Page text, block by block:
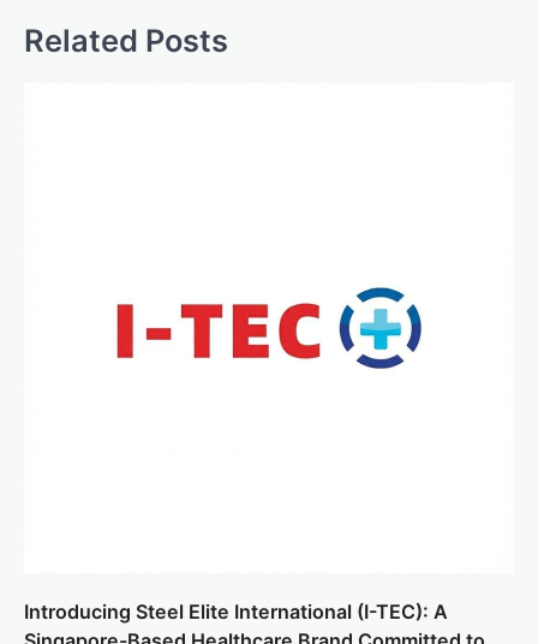
n
a
Related Posts
Introducing Steel Elite International (I-TEC): A